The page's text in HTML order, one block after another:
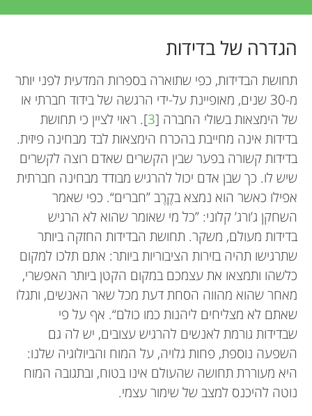
הגדרה של בדידות
תחושת הבדידות, כפי שתוארה בספרות המדעית לפני יותר
מ-30 שנים, מאופיינת על-ידי הרגשה של בידוד חברתי או
של הימצאות בשולי החברה [3]. ראוי לציין כי תחושת
בדידות אינה מחייבת בהכרח הימצאות לבד מבחינה פיזית.
בדידות קשורה בפער שבין הקשרים שאדם רוצה לקשרים
שיש לו. כך שבן אדם יכול להרגיש מבודד מבחינה חברתית
אפילו כאשר הוא נמצא בקֶרֶב ”חברים“. כפי שאמר
השחקן ג’ורג’ קלוני: ”כל מי שאומר שהוא לא הרגיש
בדידות מעולם, משקר. תחושת הבדידות החזקה ביותר
שתרגישו תהיה בזירות הציבוריות ביותר: אתם תלכו למקום
כלשהו ותמצאו את עצמכם במקום הקטן ביותר האפשרי,
מאחר שהוא מהווה הסחת דעת מכל שאר האנשים, ותגלו
שאתם לא מצליחים ליהנות כמו כולם“. אף על פי
שבדידות גורמת לאנשים להרגיש עצובים, יש לה גם
השפעה נוספת, פחות גלויה, על המוח והביולוגיה שלנו:
היא מעוררת תחושה שהעולם אינו בטוח, ובתגובה המוח
נוטה להיכנס למצב של שימור עצמי.